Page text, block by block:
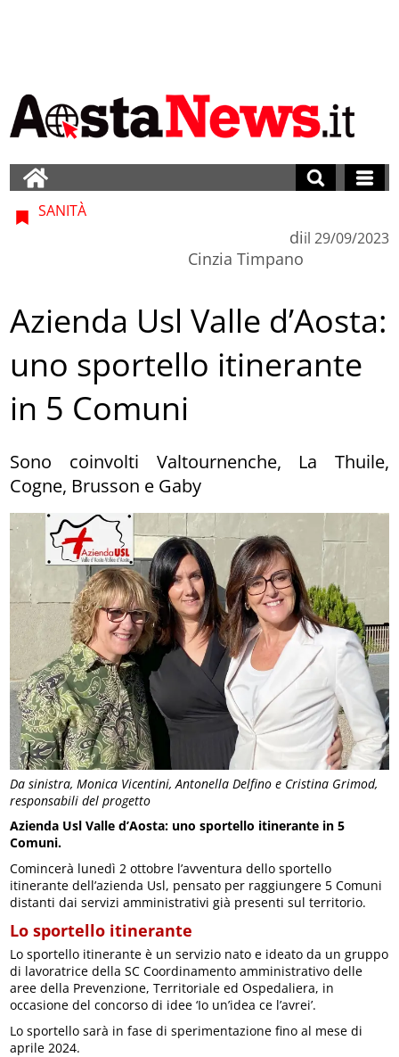
Da sinistra, Monica Vicentini, Antonella Delfino e Cristina Grimod,
responsabili del progetto
SANITÀ
di
Cinzia Timpano
il 29/09/2023
Azienda Usl Valle d’Aosta:
uno sportello itinerante
in 5 Comuni
Sono coinvolti Valtournenche, La Thuile,
Cogne, Brusson e Gaby
Azienda Usl Valle d’Aosta: uno sportello itinerante in 5
Comuni.
Comincerà lunedì 2 ottobre l’avventura dello sportello
itinerante dell’azienda Usl, pensato per raggiungere 5 Comuni
distanti dai servizi amministrativi già presenti sul territorio.
Lo sportello itinerante
Lo sportello itinerante è un servizio nato e ideato da un gruppo
di lavoratrice della SC Coordinamento amministrativo delle
aree della Prevenzione, Territoriale ed Ospedaliera, in
occasione del concorso di idee ‘Io un’idea ce l’avrei’.
Lo sportello sarà in fase di sperimentazione fino al mese di
aprile 2024.